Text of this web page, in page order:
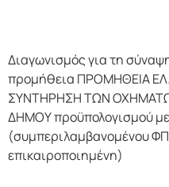
Διαγωνισμός για τη
προμήθεια ΠΡΟΜΗΘΕΙΑ
ΣΥΝΤΗΡΗΣΗ ΤΩΝ
ΔΗΜΟΥ προϋπολογισμού
(συμπεριλαμβανομένου
επικαιροποιημένη)